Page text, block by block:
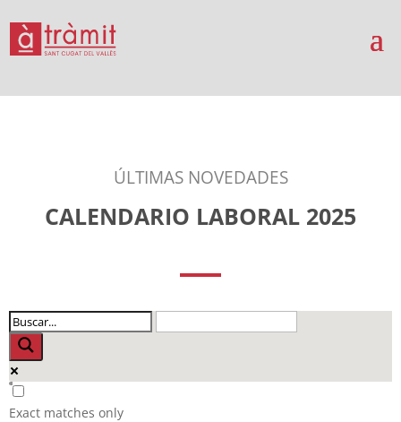
ÚLTIMAS NOVEDADES
CALENDARIO LABORAL 2025
Exact matches only